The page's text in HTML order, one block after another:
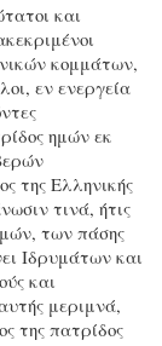
και
κομμάτων,
εν ενεργεία
ημών εκ
της Ελληνικής
τινά, ήτις
των πάσης
Ιδρυμάτων και
και
μεριμνά,
της πατρίδος